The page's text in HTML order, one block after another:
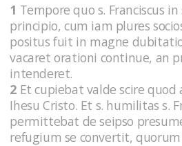
1 Tempore quo s. Franciscus
principio, cum iam plures
positus fuit in magne
vacaret orationi continue, an
intenderet.
2 Et cupiebat valde scire quod
Ihesu Cristo. Et s. humilitas s.
permittebat de seipso
refugium se convertit,